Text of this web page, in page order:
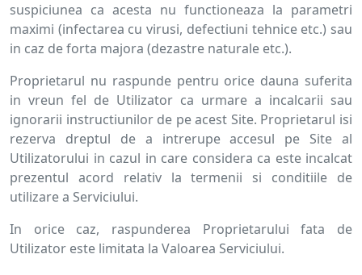
suspiciunea ca acesta nu functioneaza la parametri
maximi (infectarea cu virusi, defectiuni tehnice etc.) sau
in caz de forta majora (dezastre naturale etc.).
Proprietarul nu raspunde pentru orice dauna suferita
in vreun fel de Utilizator ca urmare a incalcarii sau
ignorarii instructiunilor de pe acest Site. Proprietarul isi
rezerva dreptul de a intrerupe accesul pe Site al
Utilizatorului in cazul in care considera ca este incalcat
prezentul acord relativ la termenii si conditiile de
utilizare a Serviciului.
In orice caz, raspunderea Proprietarului fata de
Utilizator este limitata la Valoarea Serviciului.